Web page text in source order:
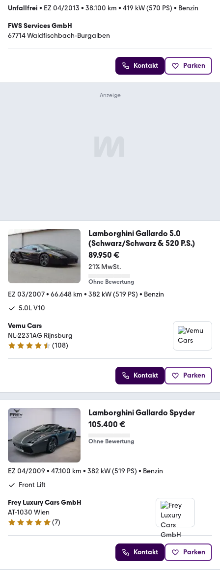
Unfallfrei • EZ 04/2013 • 38.100 km • 419 kW (570 PS) • Benzin
FWS Services GmbH
67714 Waldfischbach-Burgalben
Kontakt Parken
Lamborghini Gallardo 5.0
(Schwarz/Schwarz & 520 P.S.)
89.950 €
21% MwSt.
Ohne Bewertung
EZ 03/2007• 66.648 km • 382 kW (519 PS) • Benzin
5.0L V10
Vemu Cars
NL-2231AG Rijnsburg
4.4 Sterne
(108)
Kontakt Parken
Lamborghini Gallardo Spyder
105.400 €
Ohne Bewertung
EZ 04/2009 • 47.100 km • 382 kW (519 PS) • Benzin
Front Lift
Frey Luxury Cars GmbH
AT-1030 Wien
5 Sterne
(7)
Kontakt Parken